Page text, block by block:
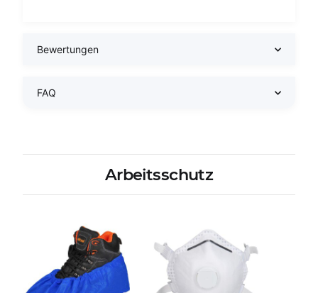
Bewertungen
FAQ
Arbeitsschutz